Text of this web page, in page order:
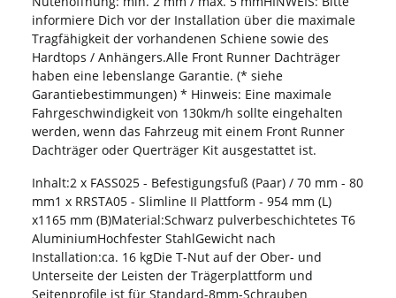
informiere Dich vor der Installation über die maximale
Tragfähigkeit der vorhandenen Schiene sowie des
Hardtops / Anhängers.Alle Front Runner Dachträger
haben eine lebenslange Garantie. (* siehe
Garantiebestimmungen) * Hinweis: Eine maximale
Fahrgeschwindigkeit von 130km/h sollte eingehalten
werden, wenn das Fahrzeug mit einem Front Runner
Dachträger oder Querträger Kit ausgestattet ist.
Inhalt:2 x FASS025 - Befestigungsfuß (Paar) / 70 mm - 80
mm1 x RRSTA05 - Slimline II Plattform - 954 mm (L)
x1165 mm (B)Material:Schwarz pulverbeschichtetes T6
AluminiumHochfester StahlGewicht nach
Installation:ca. 16 kgDie T-Nut auf der Ober- und
Unterseite der Leisten der Trägerplattform und
Seitenprofile ist für Standard-8mm-Schrauben